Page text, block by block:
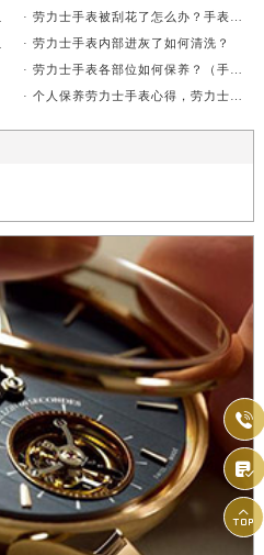
· 劳力士手表内部进灰了如何清洗？


